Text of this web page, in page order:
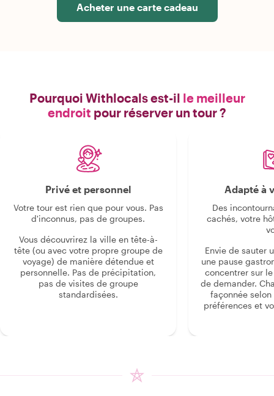
Acheter une carte cadeau
Pourquoi Withlocals est-il le meilleur
endroit pour réserver un tour ?
Privé et personnel
Votre tour est rien que pour vous. Pas
d'inconnus, pas de groupes.
Vous découvrirez la ville en tête-à-
tête (ou avec votre propre groupe de
voyage) de manière détendue et
personnelle. Pas de précipitation,
pas de visites de groupe
standardisées.
Adapté à
Des
cachés, votre
Envie de sauter
une pause
concentrer sur
de demander.
façonnée
préférences et